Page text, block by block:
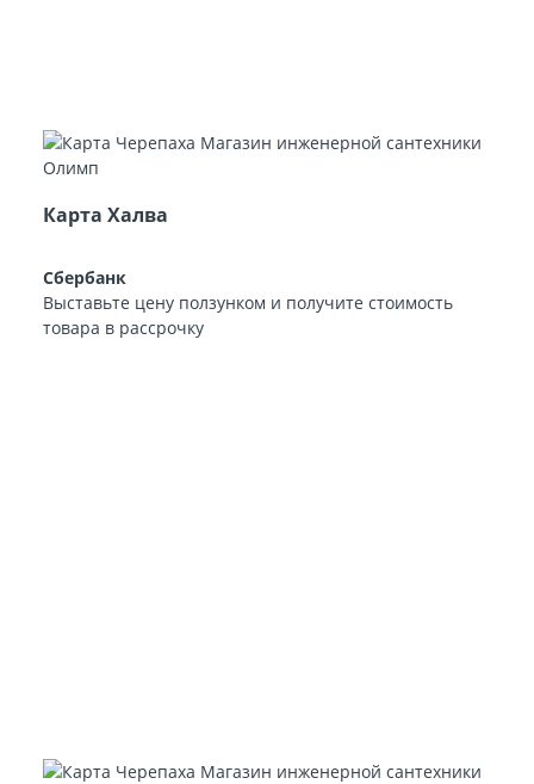
Карта Халва
Сбербанк
Выставьте цену ползунком и получите стоимость
товара в рассрочку